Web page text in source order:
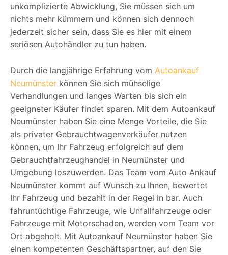
unkomplizierte Abwicklung, Sie müssen sich um
nichts mehr kümmern und können sich dennoch
jederzeit sicher sein, dass Sie es hier mit einem
seriösen Autohändler zu tun haben.
Durch die langjährige Erfahrung vom Autoankauf
Neumünster können Sie sich mühselige
Verhandlungen und langes Warten bis sich ein
geeigneter Käufer findet sparen. Mit dem Autoankauf
Neumünster haben Sie eine Menge Vorteile, die Sie
als privater Gebrauchtwagenverkäufer nutzen
können, um Ihr Fahrzeug erfolgreich auf dem
Gebrauchtfahrzeughandel in Neumünster und
Umgebung loszuwerden. Das Team vom Auto Ankauf
Neumünster kommt auf Wunsch zu Ihnen, bewertet
Ihr Fahrzeug und bezahlt in der Regel in bar. Auch
fahruntüchtige Fahrzeuge, wie Unfallfahrzeuge oder
Fahrzeuge mit Motorschaden, werden vom Team vor
Ort abgeholt. Mit Autoankauf Neumünster haben Sie
einen kompetenten Geschäftspartner, auf den Sie